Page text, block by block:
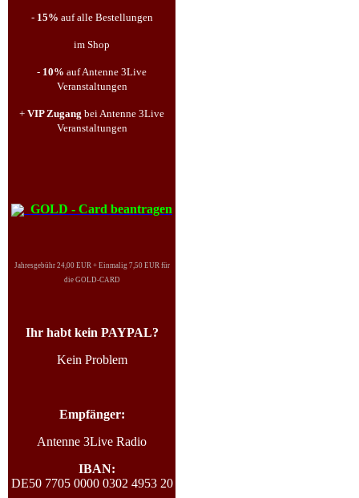
- 15% auf alle Bestellungen
im Shop
- 10% auf Antenne 3Live
Veranstaltungen
+ VIP Zugang bei Antenne 3Live
Veranstaltungen
GOLD - Card beantragen
Jahresgebühr 24,00 EUR + Einmalig 7,50 EUR für
die GOLD-CARD
Ihr habt kein PAYPAL?
Kein Problem
Empfänger:
Antenne 3Live Radio
IBAN:
DE50 7705 0000 0302 4953 20